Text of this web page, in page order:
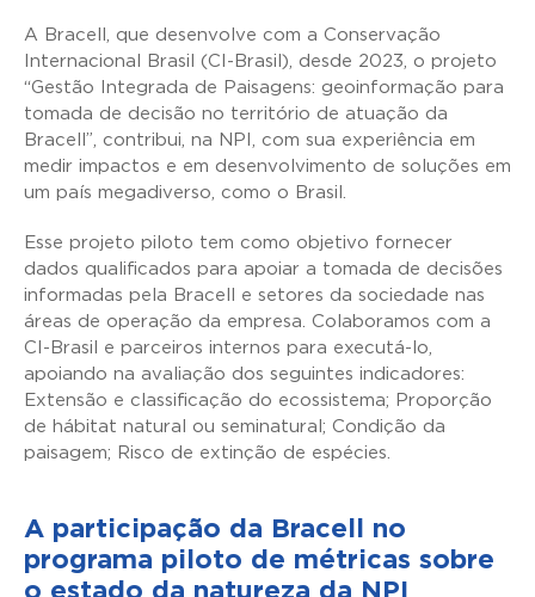
A Bracell, que desenvolve com a Conservação
Internacional Brasil (CI-Brasil), desde 2023, o projeto
“Gestão Integrada de Paisagens: geoinformação para
tomada de decisão no território de atuação da
Bracell”, contribui, na NPI, com sua experiência em
medir impactos e em desenvolvimento de soluções em
um país megadiverso, como o Brasil.
Esse projeto piloto tem como objetivo fornecer
dados qualificados para apoiar a tomada de decisões
informadas pela Bracell e setores da sociedade nas
áreas de operação da empresa. Colaboramos com a
CI-Brasil e parceiros internos para executá-lo,
apoiando na avaliação dos seguintes indicadores:
Extensão e classificação do ecossistema; Proporção
de hábitat natural ou seminatural; Condição da
paisagem; Risco de extinção de espécies.
A participação da Bracell no
programa piloto de métricas sobre
o estado da natureza da NPI